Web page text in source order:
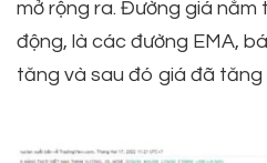
mở rộng ra. Đường giá
động, là các đường EMA,
tăng và sau đó giá đã tăng